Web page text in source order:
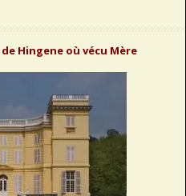
Hingene où vécu Mère